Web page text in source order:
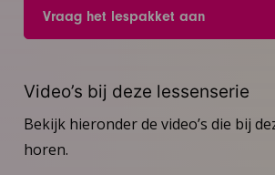
Vraag het lespakket aan
Video’s bij deze lessenserie
Bekijk hieronder de video’s die bij
horen.